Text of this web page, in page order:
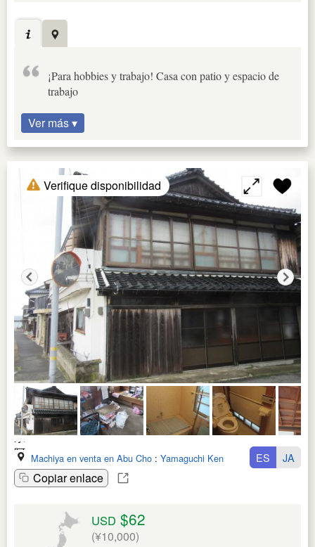
¡Para hobbies y trabajo! Casa con patio y espacio de
trabajo
Ver más ▾
Verifique disponibilidad
Machiya en venta en Abu Cho : Yamaguchi Ken
Copiar enlace
ES JA
USD $62
(¥10,000)